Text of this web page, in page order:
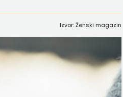
Izvor: Ženski magazin